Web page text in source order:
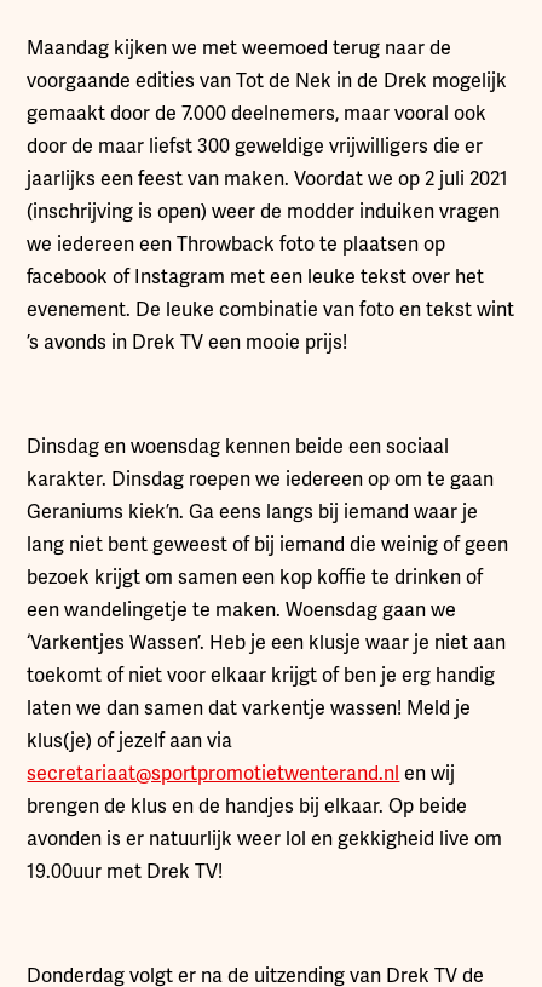
Maandag kijken we met weemoed terug naar de
voorgaande edities van Tot de Nek in de Drek mogelijk
gemaakt door de 7.000 deelnemers, maar vooral ook
door de maar liefst 300 geweldige vrijwilligers die er
jaarlijks een feest van maken. Voordat we op 2 juli 2021
(inschrijving is open) weer de modder induiken vragen
we iedereen een Throwback foto te plaatsen op
facebook of Instagram met een leuke tekst over het
evenement. De leuke combinatie van foto en tekst wint
’s avonds in Drek TV een mooie prijs!
Dinsdag en woensdag kennen beide een sociaal
karakter. Dinsdag roepen we iedereen op om te gaan
Geraniums kiek’n. Ga eens langs bij iemand waar je
lang niet bent geweest of bij iemand die weinig of geen
bezoek krijgt om samen een kop koffie te drinken of
een wandelingetje te maken. Woensdag gaan we
‘Varkentjes Wassen’. Heb je een klusje waar je niet aan
toekomt of niet voor elkaar krijgt of ben je erg handig
laten we dan samen dat varkentje wassen! Meld je
klus(je) of jezelf aan via
secretariaat@sportpromotietwenterand.nl en wij
brengen de klus en de handjes bij elkaar. Op beide
avonden is er natuurlijk weer lol en gekkigheid live om
19.00uur met Drek TV!
Donderdag volgt er na de uitzending van Drek TV de